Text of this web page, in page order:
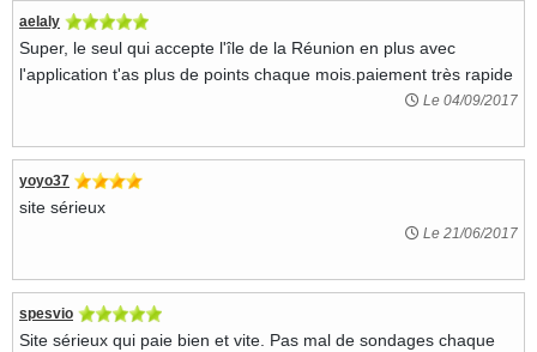
aelaly
Super, le seul qui accepte l'île de la Réunion en plus avec
l'application t'as plus de points chaque mois.paiement très rapide
Le 04/09/2017
yoyo37
site sérieux
Le 21/06/2017
spesvio
Site sérieux qui paie bien et vite. Pas mal de sondages chaque